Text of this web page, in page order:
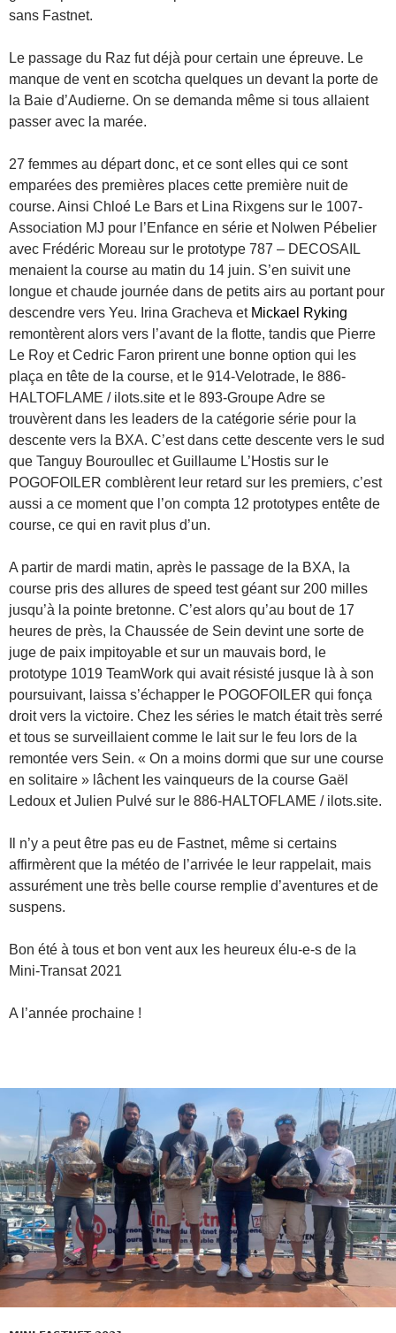
sans Fastnet.
Le passage du Raz fut déjà pour certain une épreuve. Le
manque de vent en scotcha quelques un devant la porte de
la Baie d’Audierne. On se demanda même si tous allaient
passer avec la marée.
27 femmes au départ donc, et ce sont elles qui ce sont
emparées des premières places cette première nuit de
course. Ainsi Chloé Le Bars et Lina Rixgens sur le 1007-
Association MJ pour l’Enfance en série et Nolwen Pébelier
avec Frédéric Moreau sur le prototype 787 – DECOSAIL
menaient la course au matin du 14 juin. S’en suivit une
longue et chaude journée dans de petits airs au portant pour
descendre vers Yeu. Irina Gracheva et Mickael Ryking
remontèrent alors vers l’avant de la flotte, tandis que Pierre
Le Roy et Cedric Faron prirent une bonne option qui les
plaça en tête de la course, et le 914-Velotrade, le 886-
HALTOFLAME / ilots.site et le 893-Groupe Adre se
trouvèrent dans les leaders de la catégorie série pour la
descente vers la BXA. C’est dans cette descente vers le sud
que Tanguy Bouroullec et Guillaume L’Hostis sur le
POGOFOILER comblèrent leur retard sur les premiers, c’est
aussi a ce moment que l’on compta 12 prototypes entête de
course, ce qui en ravit plus d’un.
A partir de mardi matin, après le passage de la BXA, la
course pris des allures de speed test géant sur 200 milles
jusqu’à la pointe bretonne. C’est alors qu’au bout de 17
heures de près, la Chaussée de Sein devint une sorte de
juge de paix impitoyable et sur un mauvais bord, le
prototype 1019 TeamWork qui avait résisté jusque là à son
poursuivant, laissa s’échapper le POGOFOILER qui fonça
droit vers la victoire. Chez les séries le match était très serré
et tous se surveillaient comme le lait sur le feu lors de la
remontée vers Sein. « On a moins dormi que sur une course
en solitaire » lâchent les vainqueurs de la course Gaël
Ledoux et Julien Pulvé sur le 886-HALTOFLAME / ilots.site.
Il n’y a peut être pas eu de Fastnet, même si certains
affirmèrent que la météo de l’arrivée le leur rappelait, mais
assurément une très belle course remplie d’aventures et de
suspens.
Bon été à tous et bon vent aux les heureux élu-e-s de la
Mini-Transat 2021
A l’année prochaine !